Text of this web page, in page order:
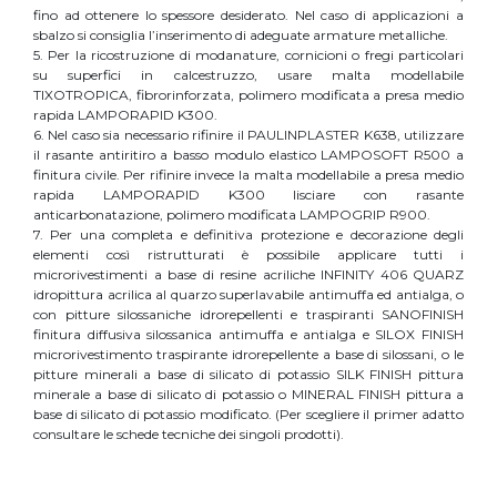
fino ad ottenere lo spessore desiderato. Nel caso di applicazioni a
sbalzo si consiglia l’inserimento di adeguate armature metalliche.
5. Per la ricostruzione di modanature, cornicioni o fregi particolari
su superfici in calcestruzzo, usare malta modellabile
TIXOTROPICA, fibrorinforzata, polimero modificata a presa medio
rapida LAMPORAPID K300.
6. Nel caso sia necessario rifinire il PAULINPLASTER K638, utilizzare
il rasante antiritiro a basso modulo elastico LAMPOSOFT R500 a
finitura civile. Per rifinire invece la malta modellabile a presa medio
rapida LAMPORAPID K300 lisciare con rasante
anticarbonatazione, polimero modificata LAMPOGRIP R900.
7. Per una completa e definitiva protezione e decorazione degli
elementi così ristrutturati è possibile applicare tutti i
microrivestimenti a base di resine acriliche INFINITY 406 QUARZ
idropittura acrilica al quarzo superlavabile antimuffa ed antialga, o
con pitture silossaniche idrorepellenti e traspiranti SANOFINISH
finitura diffusiva silossanica antimuffa e antialga e SILOX FINISH
microrivestimento traspirante idrorepellente a base di silossani, o le
pitture minerali a base di silicato di potassio SILK FINISH pittura
minerale a base di silicato di potassio o MINERAL FINISH pittura a
base di silicato di potassio modificato. (Per scegliere il primer adatto
consultare le schede tecniche dei singoli prodotti).